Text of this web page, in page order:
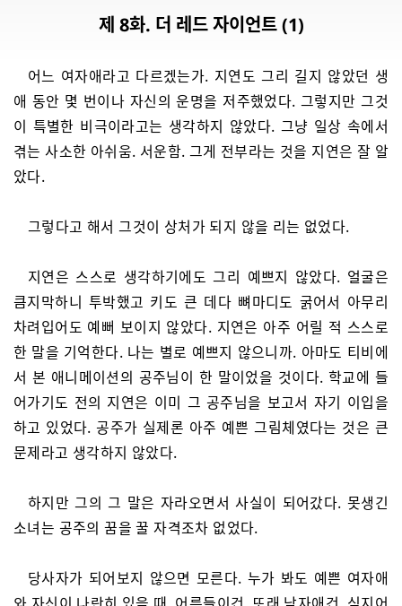
제 8화. 더 레드 자이언트 (1)
어느 여자애라고 다르겠는가. 지연도 그리 길지 않았던 생
애 동안 몇 번이나 자신의 운명을 저주했었다. 그렇지만 그것
이 특별한 비극이라고는 생각하지 않았다. 그냥 일상 속에서
겪는 사소한 아쉬움. 서운함. 그게 전부라는 것을 지연은 잘 알
았다.
그렇다고 해서 그것이 상처가 되지 않을 리는 없었다.
지연은 스스로 생각하기에도 그리 예쁘지 않았다. 얼굴은
큼지막하니 투박했고 키도 큰 데다 뼈마디도 굵어서 아무리
차려입어도 예뻐 보이지 않았다. 지연은 아주 어릴 적 스스로
한 말을 기억한다. 나는 별로 예쁘지 않으니까. 아마도 티비에
서 본 애니메이션의 공주님이 한 말이었을 것이다. 학교에 들
어가기도 전의 지연은 이미 그 공주님을 보고서 자기 이입을
하고 있었다. 공주가 실제론 아주 예쁜 그림체였다는 것은 큰
문제라고 생각하지 않았다.
하지만 그의 그 말은 자라오면서 사실이 되어갔다. 못생긴
소녀는 공주의 꿈을 꿀 자격조차 없었다.
당사자가 되어보지 않으면 모른다. 누가 봐도 예쁜 여자애